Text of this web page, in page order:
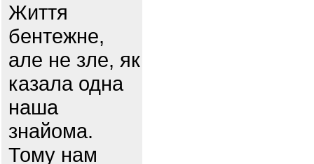
Життя
бентежне,
але не зле, як
казала одна
наша
знайома.
Тому нам